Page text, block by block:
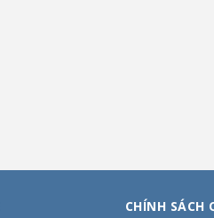
CHÍNH SÁCH